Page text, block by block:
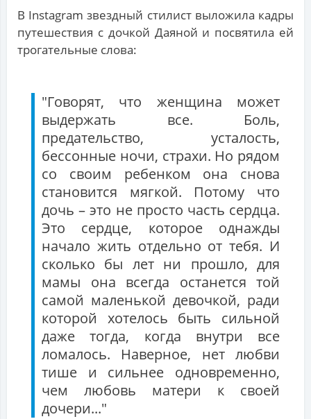
В Instagram звездный стилист выложила кадры
путешествия с дочкой Даяной и посвятила ей
трогательные слова:
"Говорят, что женщина может
выдержать все. Боль,
предательство, усталость,
бессонные ночи, страхи. Но рядом
со своим ребенком она снова
становится мягкой. Потому что
дочь – это не просто часть сердца.
Это сердце, которое однажды
начало жить отдельно от тебя. И
сколько бы лет ни прошло, для
мамы она всегда останется той
самой маленькой девочкой, ради
которой хотелось быть сильной
даже тогда, когда внутри все
ломалось. Наверное, нет любви
тише и сильнее одновременно,
чем любовь матери к своей
дочери..."